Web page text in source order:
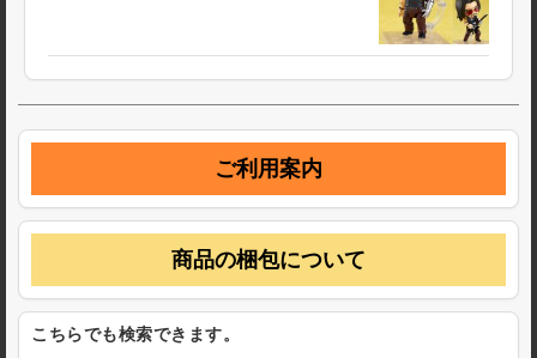
ご利用案内
商品の梱包について
こちらでも検索できます。